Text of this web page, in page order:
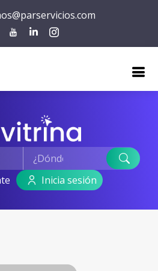
Inicia sesión